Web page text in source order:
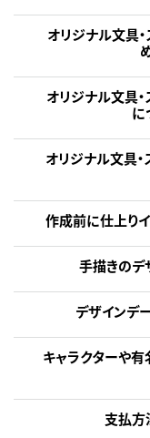
オリジナル文具
オリジナル文具
に
オリジナル文具
作成前に仕上り
手描きのデ
デザインデ
キャラクターや
支払方